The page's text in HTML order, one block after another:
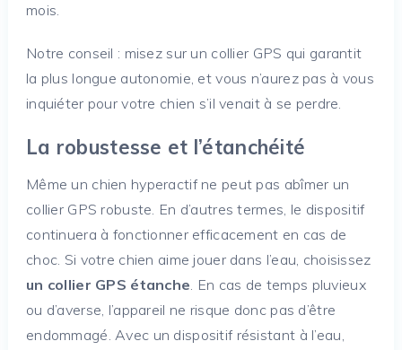
mois.
Notre conseil : misez sur un collier GPS qui garantit
la plus longue autonomie, et vous n’aurez pas à vous
inquiéter pour votre chien s’il venait à se perdre.
La robustesse et l’étanchéité
Même un chien hyperactif ne peut pas abîmer un
collier GPS robuste. En d’autres termes, le dispositif
continuera à fonctionner efficacement en cas de
choc. Si votre chien aime jouer dans l’eau, choisissez
un collier GPS étanche. En cas de temps pluvieux
ou d’averse, l’appareil ne risque donc pas d’être
endommagé. Avec un dispositif résistant à l’eau,